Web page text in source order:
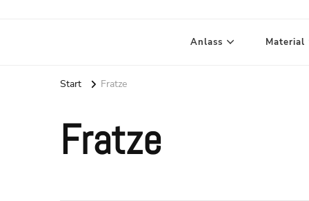
Anlass Material
Start Fratze
Fratze